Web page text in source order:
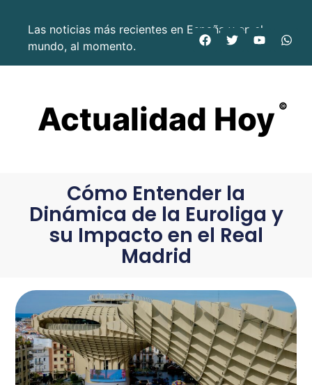
Las noticias más recientes en España y en el
mundo, al momento.
Actualidad Hoy ©
Cómo Entender la
Dinámica de la Euroliga y
su Impacto en el Real
Madrid